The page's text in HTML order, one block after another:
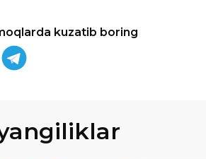
kuzatib boring